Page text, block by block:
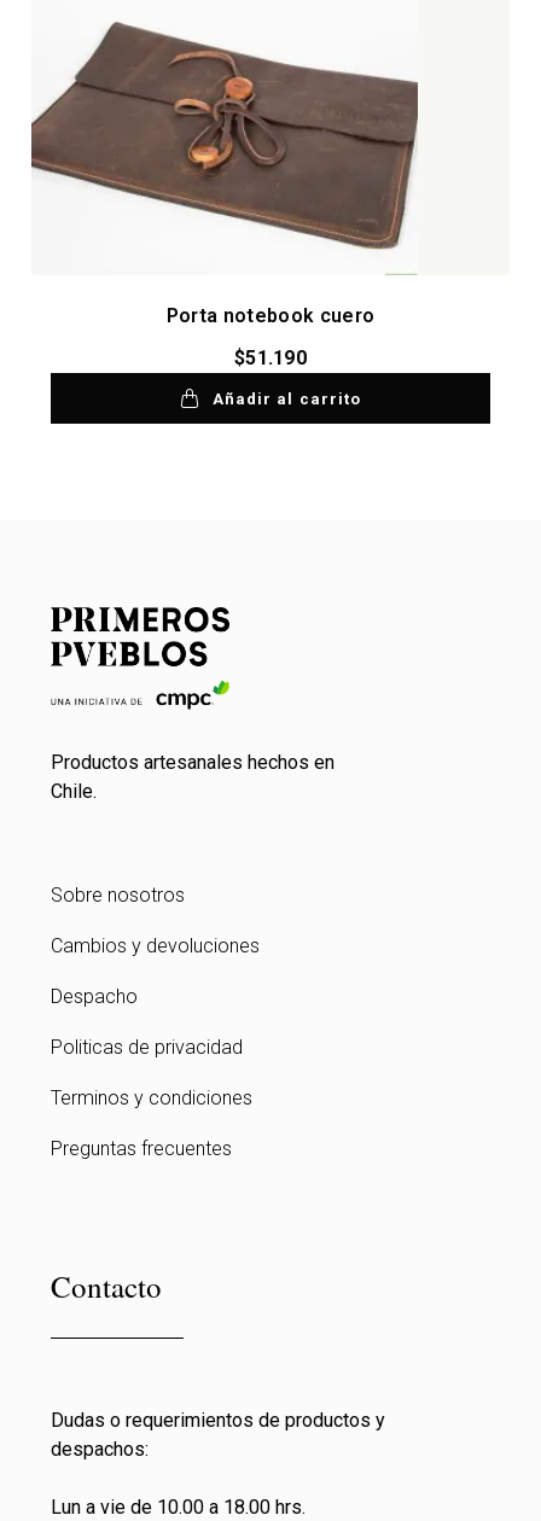
Porta notebook cuero
$51.190
Añadir al carrito
Productos artesanales hechos en
Chile.
Sobre nosotros
Cambios y devoluciones
Despacho
Politicas de privacidad
Terminos y condiciones
Preguntas frecuentes
Contacto
Dudas o requerimientos de productos y
despachos:
Lun a vie de 10.00 a 18.00 hrs.